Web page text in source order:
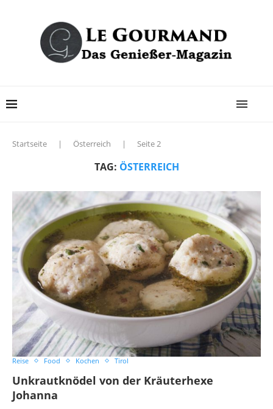
Startseite | Österreich | Seite 2
TAG: ÖSTERREICH
Reise Food Kochen Tirol
Unkrautknödel von der Kräuterhexe
Johanna